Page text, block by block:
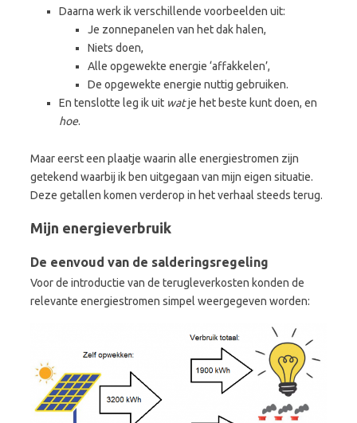
Daarna werk ik verschillende voorbeelden uit:
Je zonnepanelen van het dak halen,
Niets doen,
Alle opgewekte energie ‘affakkelen’,
De opgewekte energie nuttig gebruiken.
En tenslotte leg ik uit watje het beste kunt doen, en
hoe.
Maar eerst een plaatje waarin alle energiestromen zijn
getekend waarbij ik ben uitgegaan van mijn eigen situatie.
Deze getallen komen verderop in het verhaal steeds terug.
Mijn energieverbruik
De eenvoud van de salderingsregeling
Voor de introductie van de terugleverkosten konden de
relevante energiestromen simpel weergegeven worden: